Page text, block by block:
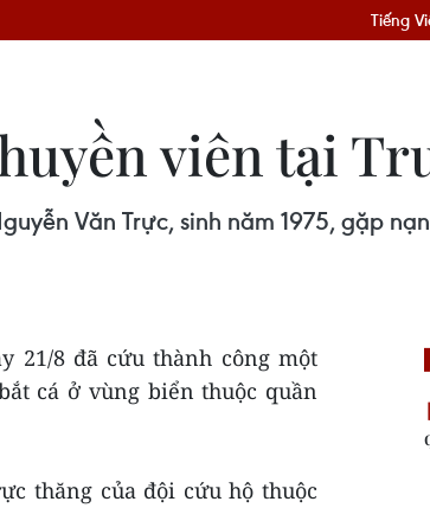
Tiếng
viên tại
Văn Trực, sinh năm 1975, gặp
21/8 đã cứu thành công một
cá ở vùng biển thuộc quần
thăng của đội cứu hộ thuộc